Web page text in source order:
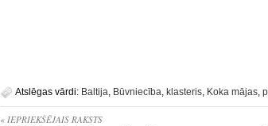
Atslēgas vārdi: Baltija, Būvniecība, klasteris, Koka mājas,
« IEPRIEKŠĒJAIS RAKSTS